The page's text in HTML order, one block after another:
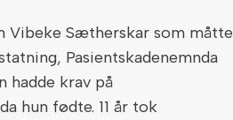
Vibeke Sætherskar som måtte
Pasientskadenemnda
hadde krav på
hun fødte. 11 år tok